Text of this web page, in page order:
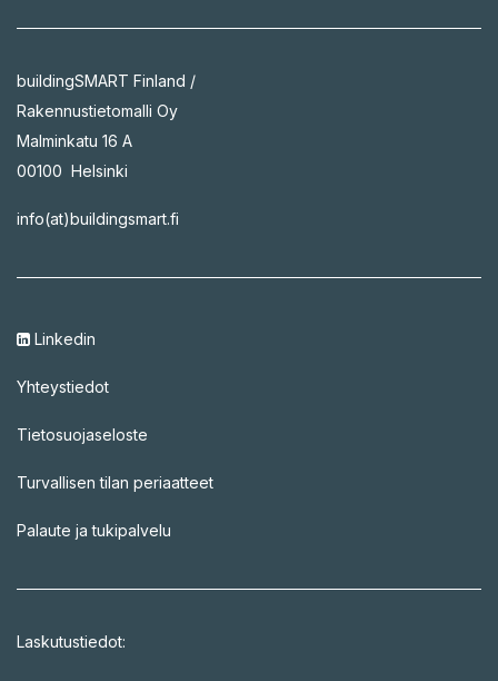
buildingSMART Finland /
Rakennustietomalli Oy
Malminkatu 16 A
00100 Helsinki
info(at)buildingsmart.fi
Linkedin
Yhteystiedot
Tietosuojaseloste
Turvallisen tilan periaatteet
Palaute ja tukipalvelu
Laskutustiedot: